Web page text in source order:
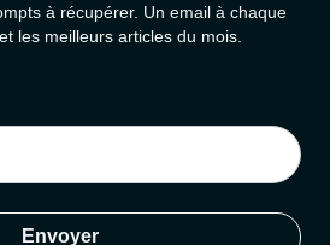
à récupérer. Un email à chaque
les meilleurs articles du mois.
Envoyer